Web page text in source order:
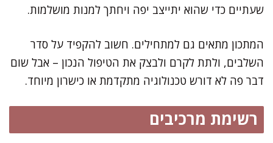
שעתיים כדי שהוא יתייצב יפה ויחתך למנות מושלמות.
המתכון מתאים גם למתחילים. חשוב להקפיד על סדר
השלבים, ולתת לקרם ולבצק את הטיפול הנכון – אבל שום
דבר פה לא דורש טכנולוגיה מתקדמת או כישרון מיוחד.
רשימת מרכיבים